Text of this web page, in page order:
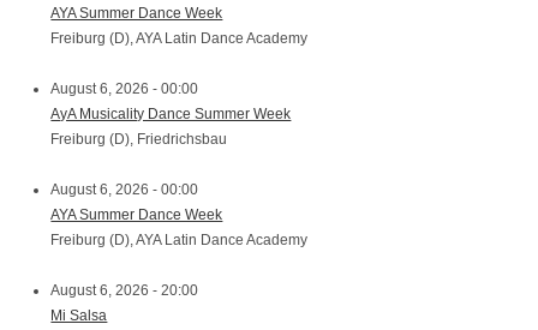
AYA Summer Dance Week
Freiburg (D), AYA Latin Dance Academy
August 6, 2026 - 00:00
AyA Musicality Dance Summer Week
Freiburg (D), Friedrichsbau
August 6, 2026 - 00:00
AYA Summer Dance Week
Freiburg (D), AYA Latin Dance Academy
August 6, 2026 - 20:00
Mi Salsa